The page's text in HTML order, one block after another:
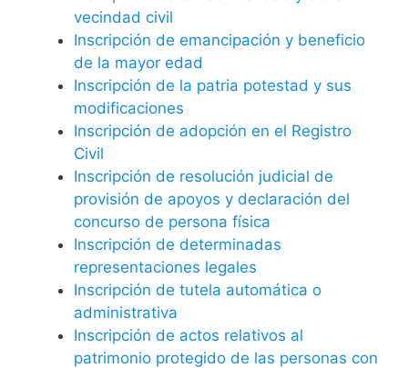
vecindad civil
Inscripción de emancipación y beneficio
de la mayor edad
Inscripción de la patria potestad y sus
modificaciones
Inscripción de adopción en el Registro
Civil
Inscripción de resolución judicial de
provisión de apoyos y declaración del
concurso de persona física
Inscripción de determinadas
representaciones legales
Inscripción de tutela automática o
administrativa
Inscripción de actos relativos al
patrimonio protegido de las personas con